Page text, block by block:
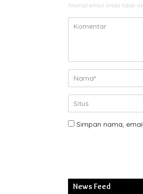
Alamat email Anda tidak
Simpan nama,
News Feed